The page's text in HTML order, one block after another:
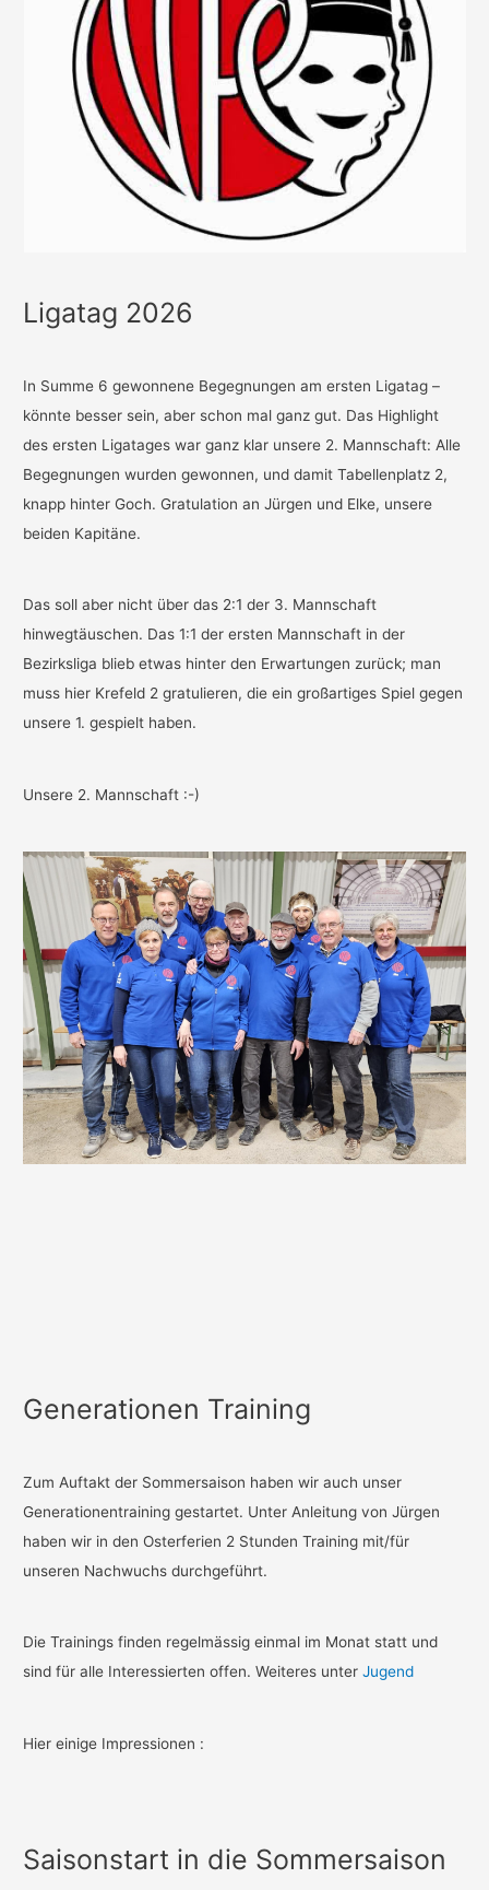
Ligatag 2026
In Summe 6 gewonnene Begegnungen am ersten Ligatag –
könnte besser sein, aber schon mal ganz gut. Das Highlight
des ersten Ligatages war ganz klar unsere 2. Mannschaft: Alle
Begegnungen wurden gewonnen, und damit Tabellenplatz 2,
knapp hinter Goch. Gratulation an Jürgen und Elke, unsere
beiden Kapitäne.
Das soll aber nicht über das 2:1 der 3. Mannschaft
hinwegtäuschen. Das 1:1 der ersten Mannschaft in der
Bezirksliga blieb etwas hinter den Erwartungen zurück; man
muss hier Krefeld 2 gratulieren, die ein großartiges Spiel gegen
unsere 1. gespielt haben.
Unsere 2. Mannschaft :-)
Generationen Training
Zum Auftakt der Sommersaison haben wir auch unser
Generationentraining gestartet. Unter Anleitung von Jürgen
haben wir in den Osterferien 2 Stunden Training mit/für
unseren Nachwuchs durchgeführt.
Die Trainings finden regelmässig einmal im Monat statt und
sind für alle Interessierten offen. Weiteres unterJugend
Hier einige Impressionen :
Saisonstart in die Sommersaison